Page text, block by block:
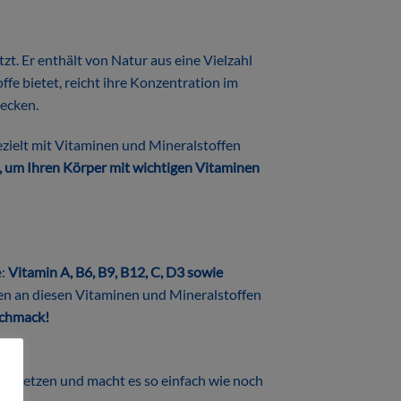
Er enthält von Natur aus eine Vielzahl
bietet, reicht ihre Konzentration im
mit Vitaminen und Mineralstoffen
um Ihren Körper mit wichtigen Vitaminen
Vitamin A, B6, B9, B12, C, D3 sowie
an diesen Vitaminen und Mineralstoffen
und macht es so einfach wie noch